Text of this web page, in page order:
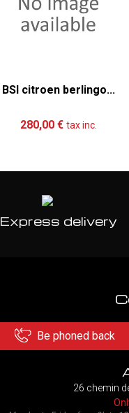
BSI citroen berlingo...
280,00 € tax inc.
Express delivery
Be phoned back
26 chemin